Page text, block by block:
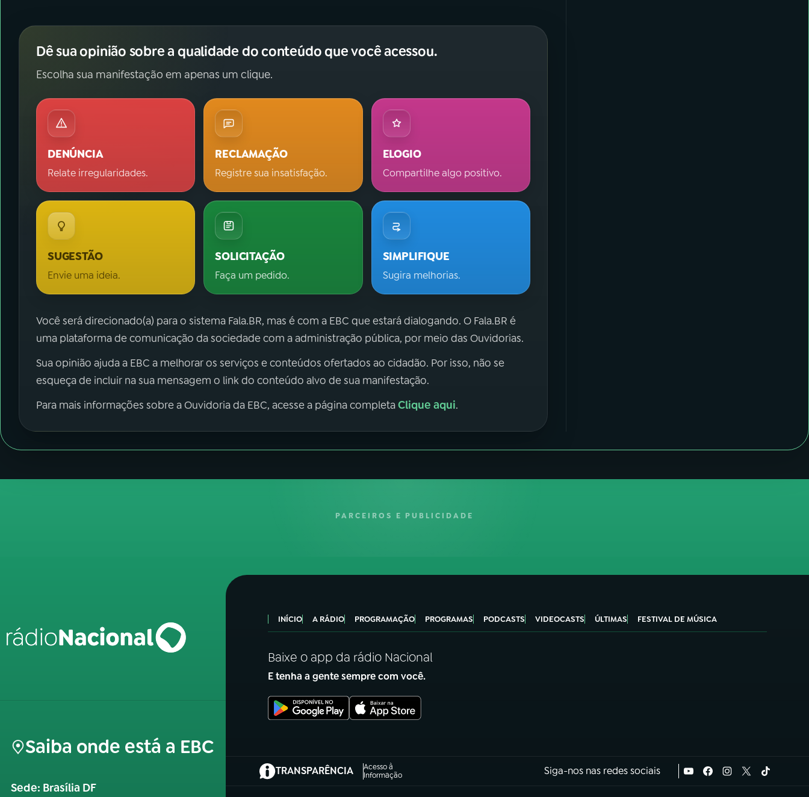
Dê sua opinião sobre a qualidade do conteúdo que você acessou.
Escolha sua manifestação em apenas um clique.
DENÚNCIA
Relate irregularidades.
RECLAMAÇÃO
Registre sua insatisfação.
ELOGIO
Compartilhe algo positivo.
SUGESTÃO
Envie uma ideia.
SOLICITAÇÃO
Faça um pedido.
SIMPLIFIQUE
Sugira melhorias.
Você será direcionado(a) para o sistema Fala.BR, mas é com a EBC que estará dialogando. O Fala.BR é
uma plataforma de comunicação da sociedade com a administração pública, por meio das Ouvidorias.
Sua opinião ajuda a EBC a melhorar os serviços e conteúdos ofertados ao cidadão. Por isso, não se
esqueça de incluir na sua mensagem o link do conteúdo alvo de sua manifestação.
Para mais informações sobre a Ouvidoria da EBC, acesse a página completaClique aqui.
PARCEIROS E PUBLICIDADE
Saiba onde está a EBC
Sede: Brasília DF
INÍCIO A RÁDIO PROGRAMAÇÃO PROGRAMAS PODCASTS VIDEOCASTS ÚLTIMAS FESTIVAL DE MÚSICA
Baixe o app da rádio Nacional
E tenha a gente sempre com você.
TRANSPARÊNCIA
Acesso à
Informação
(abre em nova aba) Siga-nos nas redes sociais